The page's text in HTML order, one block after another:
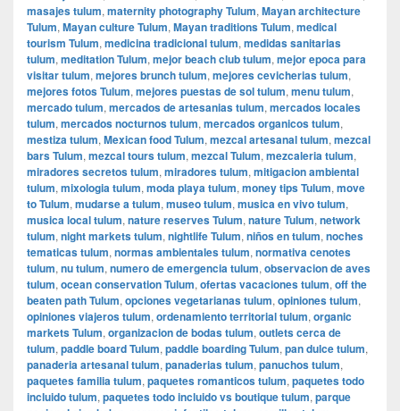
masajes tulum, maternity photography Tulum, Mayan architecture
Tulum, Mayan culture Tulum, Mayan traditions Tulum, medical
tourism Tulum, medicina tradicional tulum, medidas sanitarias
tulum, meditation Tulum, mejor beach club tulum, mejor epoca para
visitar tulum, mejores brunch tulum, mejores cevicherias tulum,
mejores fotos Tulum, mejores puestas de sol tulum, menu tulum,
mercado tulum, mercados de artesanias tulum, mercados locales
tulum, mercados nocturnos tulum, mercados organicos tulum,
mestiza tulum, Mexican food Tulum, mezcal artesanal tulum, mezcal
bars Tulum, mezcal tours tulum, mezcal Tulum, mezcaleria tulum,
miradores secretos tulum, miradores tulum, mitigacion ambiental
tulum, mixologia tulum, moda playa tulum, money tips Tulum, move
to Tulum, mudarse a tulum, museo tulum, musica en vivo tulum,
musica local tulum, nature reserves Tulum, nature Tulum, network
tulum, night markets tulum, nightlife Tulum, niños en tulum, noches
tematicas tulum, normas ambientales tulum, normativa cenotes
tulum, nu tulum, numero de emergencia tulum, observacion de aves
tulum, ocean conservation Tulum, ofertas vacaciones tulum, off the
beaten path Tulum, opciones vegetarianas tulum, opiniones tulum,
opiniones viajeros tulum, ordenamiento territorial tulum, organic
markets Tulum, organizacion de bodas tulum, outlets cerca de
tulum, paddle board Tulum, paddle boarding Tulum, pan dulce tulum,
panaderia artesanal tulum, panaderias tulum, panuchos tulum,
paquetes familia tulum, paquetes romanticos tulum, paquetes todo
incluido tulum, paquetes todo incluido vs boutique tulum, parque